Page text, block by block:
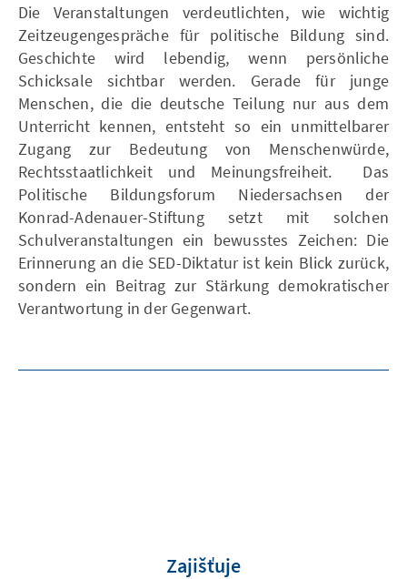
Die Veranstaltungen verdeutlichten, wie wichtig
Zeitzeugengespräche für politische Bildung sind.
Geschichte wird lebendig, wenn persönliche
Schicksale sichtbar werden. Gerade für junge
Menschen, die die deutsche Teilung nur aus dem
Unterricht kennen, entsteht so ein unmittelbarer
Zugang zur Bedeutung von Menschenwürde,
Rechtsstaatlichkeit und Meinungsfreiheit. Das
Politische Bildungsforum Niedersachsen der
Konrad-Adenauer-Stiftung setzt mit solchen
Schulveranstaltungen ein bewusstes Zeichen: Die
Erinnerung an die SED-Diktatur ist kein Blick zurück,
sondern ein Beitrag zur Stärkung demokratischer
Verantwortung in der Gegenwart.
Zajišťuje